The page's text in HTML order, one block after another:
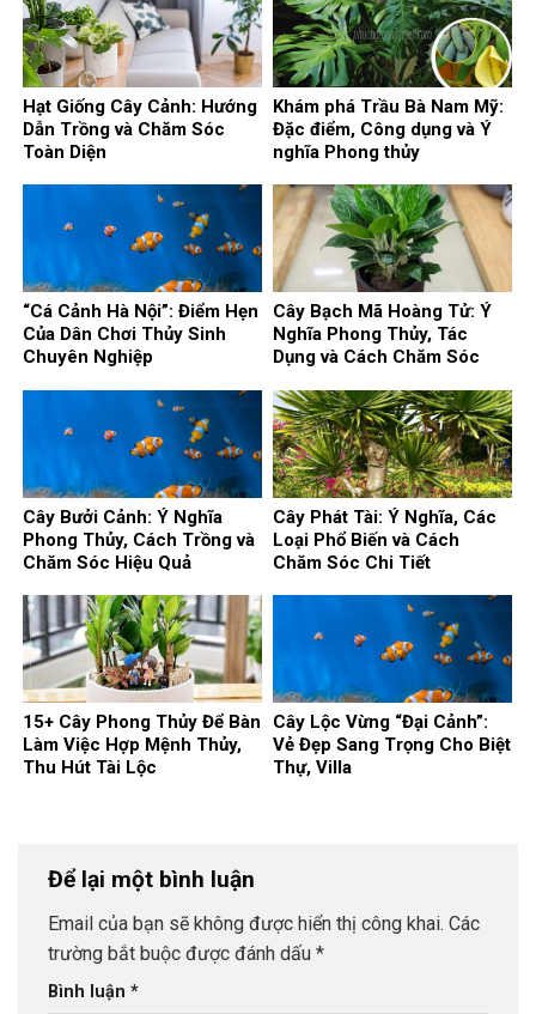
Hạt Giống Cây Cảnh: Hướng
Dẫn Trồng và Chăm Sóc
Toàn Diện
Khám phá Trầu Bà Nam Mỹ:
Đặc điểm, Công dụng và Ý
nghĩa Phong thủy
“Cá Cảnh Hà Nội”: Điểm Hẹn
Của Dân Chơi Thủy Sinh
Chuyên Nghiệp
Cây Bạch Mã Hoàng Tử: Ý
Nghĩa Phong Thủy, Tác
Dụng và Cách Chăm Sóc
Cây Bưởi Cảnh: Ý Nghĩa
Phong Thủy, Cách Trồng và
Chăm Sóc Hiệu Quả
Cây Phát Tài: Ý Nghĩa, Các
Loại Phổ Biến và Cách
Chăm Sóc Chi Tiết
15+ Cây Phong Thủy Để Bàn
Làm Việc Hợp Mệnh Thủy,
Thu Hút Tài Lộc
Cây Lộc Vừng “Đại Cảnh”:
Vẻ Đẹp Sang Trọng Cho Biệt
Thự, Villa
Để lại một bình luận
Email của bạn sẽ không được hiển thị công khai. Các
trường bắt buộc được đánh dấu *
Bình luận *